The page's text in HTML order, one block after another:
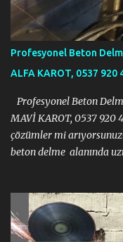
Profesyonel Beton
ALFA KAROT, 0537 920
Profesyonel Beton
MAVİ KAROT, 0537 920
çözümler mi
beton delme alanında
veya yıkım
ve delme işi için
Kesme ve Karot